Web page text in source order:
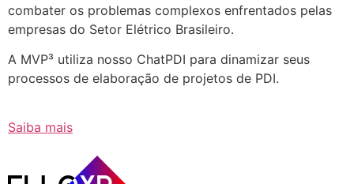
combater os problemas complexos enfrentados pelas
empresas do Setor Elétrico Brasileiro.
A MVP³ utiliza nosso ChatPDI para dinamizar seus
processos de elaboração de projetos de PDI.
Saiba mais